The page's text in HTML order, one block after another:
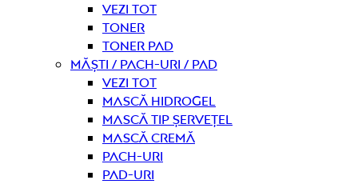
Vezi tot
Toner
Toner pad
Măști / Pach-uri / Pad
Vezi tot
Mască hidrogel
Mască tip șervețel
Mască Cremă
Pach-uri
Pad-uri